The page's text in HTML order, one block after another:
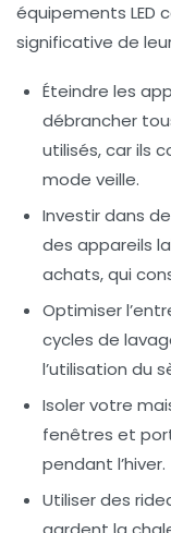
équipements LED
significative de
Éteindre les
débrancher
utilisés, car ils
mode veille.
Investir dans
des appareils
achats, qui
Optimiser
cycles de
l’utilisation du
Isoler votre
fenêtres et
pendant l’hiver.
Utiliser des